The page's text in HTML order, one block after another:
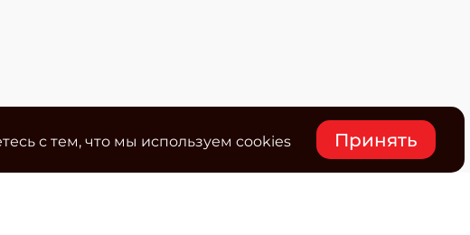
с тем, что мы используем cookies Принять